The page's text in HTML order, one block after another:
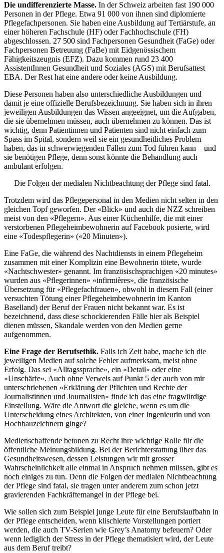
Die undifferenzierte Masse. In der Schweiz arbeiten fast 190 000
Personen in der Pflege. Etwa 91 000 von ihnen sind diplomierte
Pflegefachpersonen. Sie haben eine Ausbildung auf Tertiärstufe, an
einer höheren Fachschule (HF) oder Fachhochschule (FH)
abgeschlossen. 27 500 sind Fachpersonen Gesundheit (FaGe) oder
Fachpersonen Betreuung (FaBe) mit Eidgenössischem
Fähigkeitszeugnis (EFZ). Dazu kommen rund 23 400
AssistentInnen Gesundheit und Soziales (AGS) mit Berufsattest
EBA. Der Rest hat eine andere oder keine Ausbildung.
Diese Personen haben also unterschiedliche Ausbildungen und
damit je eine offizielle Berufsbezeichnung. Sie haben sich in ihren
jeweiligen Ausbildungen das Wissen angeeignet, um die Aufgaben,
die sie übernehmen müssen, auch übernehmen zu können. Das ist
wichtig, denn Patientinnen und Patienten sind nicht einfach zum
Spass im Spital, sondern weil sie ein gesundheitliches Problem
haben, das in schwerwiegenden Fällen zum Tod führen kann – und
sie benötigen Pflege, denn sonst könnte die Behandlung auch
ambulant erfolgen.
Die Folgen der medialen Nichtbeachtung der Pflege sind fatal.
Trotzdem wird das Pflegepersonal in den Medien nicht selten in den
gleichen Topf geworfen. Der «Blick» und auch die NZZ schreiben
meist von den «Pflegern». Aus einer Küchenhilfe, die mit einer
verstorbenen Pflegeheimbewohnerin auf Facebook posierte, wird
eine «Todespflegerin» («20 Minuten»).
Eine FaGe, die während des Nachtdiensts in einem Pflegeheim
zusammen mit einer Komplizin eine Bewohnerin tötete, wurde
«Nachtschwester» genannt. Im französischsprachigen «20 minutes»
wurden aus «Pflegerinnen» «infirmières», die französische
Übersetzung für «Pflegefachfrauen», obwohl in diesem Fall (einer
versuchten Tötung einer Pflegeheimbewohnerin im Kanton
Baselland) der Beruf der Frauen nicht bekannt war. Es ist
bezeichnend, dass diese schockierenden Fälle hier als Beispiel
dienen müssen, Skandale werden von den Medien gerne
aufgenommen.
Eine Frage der Berufsethik. Falls ich Zeit habe, mache ich die
jeweiligen Medien auf solche Fehler aufmerksam, meist ohne
Erfolg. Das sei «Alltagssprache», ein «Detail» oder eine
«Unschärfe». Auch ohne Verweis auf Punkt 5 der auch von mir
unterschriebenen «Erklärung der Pflichten und Rechte der
Journalistinnen und Journalisten» finde ich das eine fragwürdige
Einstellung. Wäre die Antwort die gleiche, wenn es um die
Unterscheidung eines Architekten, von einer Ingenieurin und von
Hochbauzeichnern ginge?
Medienschaffende betonen zu Recht ihre wichtige Rolle für die
öffentliche Meinungsbildung. Bei der Berichterstattung über das
Gesundheitswesen, dessen Leistungen wir mit grosser
Wahrscheinlichkeit alle einmal in Anspruch nehmen müssen, gibt es
noch einiges zu tun. Denn die Folgen der medialen Nichtbeachtung
der Pflege sind fatal, sie tragen unter anderem zum schon jetzt
gravierenden Fachkräftemangel in der Pflege bei.
Wie sollen sich zum Beispiel junge Leute für eine Berufslaufbahn in
der Pflege entscheiden, wenn klischierte Vorstellungen portiert
werden, die auch TV-Serien wie Grey’s Anatomy befeuern? Oder
wenn lediglich der Stress in der Pflege thematisiert wird, der Leute
aus dem Beruf treibt?